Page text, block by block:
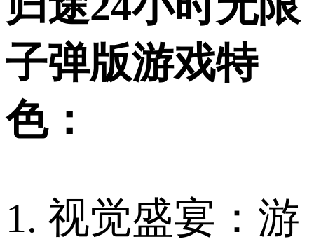
子弹版游戏特
色：
1. 视觉盛宴：游